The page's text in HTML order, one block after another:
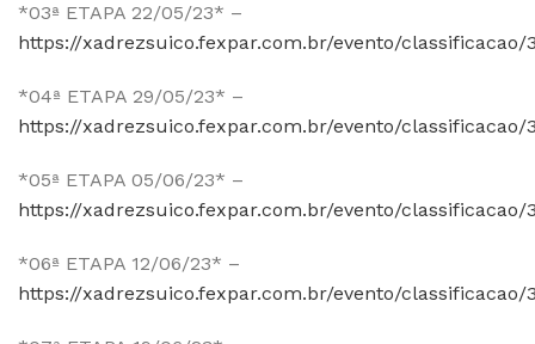
*03ª ETAPA 22/05/23* –
https://xadrezsuico.fexpar.com.br/evento/classificacao/
*04ª ETAPA 29/05/23* –
https://xadrezsuico.fexpar.com.br/evento/classificacao/
*05ª ETAPA 05/06/23* –
https://xadrezsuico.fexpar.com.br/evento/classificacao/
*06ª ETAPA 12/06/23* –
https://xadrezsuico.fexpar.com.br/evento/classificacao/